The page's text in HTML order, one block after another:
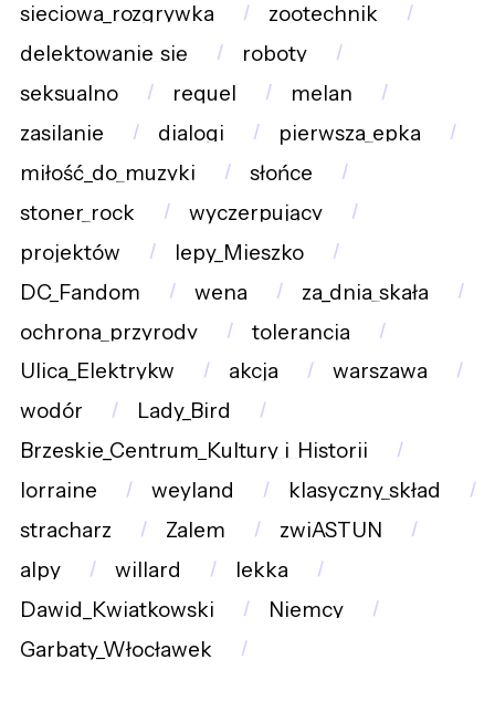
sieciowa_rozgrywka
zootechnik
delektowanie_się
roboty
seksualno
requel
melan
zasilanie
dialogi
pierwsza_epka
miłość_do_muzyki
słońce
stoner_rock
wyczerpujący
projektów
lepy_Mieszko
DC_Fandom
wena
za_dnia_skała
ochrona_przyrody
tolerancja
Ulica_Elektrykw
akcja
warszawa
wodór
Lady_Bird
Brzeskie_Centrum_Kultury_i_Historii
lorraine
weyland
klasyczny_skład
stracharz
Zalem
zwiASTUN
alpy
willard
lekka
Dawid_Kwiatkowski
Niemcy
Garbaty_Włocławek